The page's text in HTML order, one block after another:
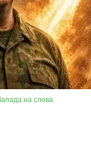
на слова